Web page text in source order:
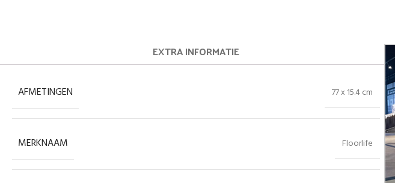
EXTRA INFORMATIE
AFMETINGEN 77 x 15.4 cm
MERKNAAM Floorlife